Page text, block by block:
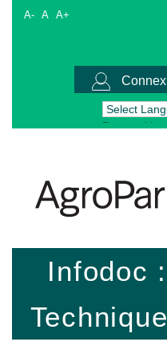
A- A A+
Powered by
Infodoc